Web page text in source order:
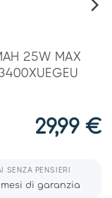
25W MAX
29,99 €
SENZA PENSIERI
mesi di garanzia